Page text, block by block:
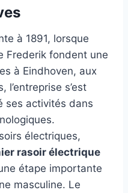
à 1891, lorsque
Frederik fondent une
à Eindhoven, aux
l’entreprise s’est
ses activités dans
électriques,
rasoir électrique
étape importante
masculine. Le